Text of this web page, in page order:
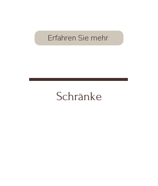
Erfahren Sie mehr
Schränke